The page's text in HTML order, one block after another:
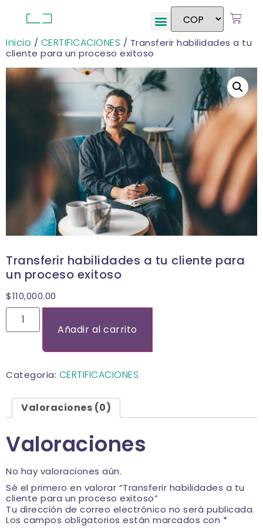
Inicio / CERTIFICACIONES / Transferir habilidades a tu
cliente para un proceso exitoso
Transferir habilidades a tu cliente para
un proceso exitoso
$110,000.00
Añadir al carrito
Categoría: CERTIFICACIONES
Valoraciones (0)
Valoraciones
No hay valoraciones aún.
Sé el primero en valorar “Transferir habilidades a tu
cliente para un proceso exitoso”
Tu dirección de correo electrónico no será publicada.
Los campos obligatorios están marcados con *